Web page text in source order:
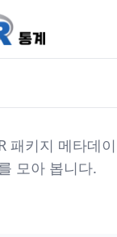
패키지 메타데
모아 봅니다.